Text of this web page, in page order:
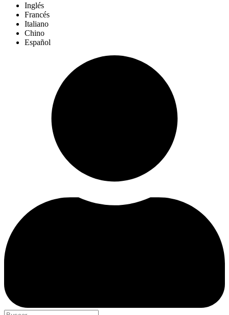
Inglés
Francés
Italiano
Chino
Español